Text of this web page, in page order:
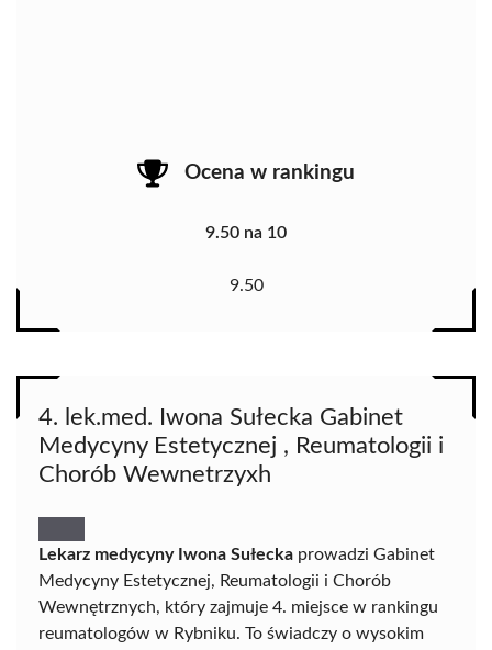
Ocena w rankingu
9.50 na 10
9.50
4. lek.med. Iwona Sułecka Gabinet
Medycyny Estetycznej , Reumatologii i
Chorób Wewnetrzyxh
Lekarz medycyny Iwona Sułecka prowadzi Gabinet
Medycyny Estetycznej, Reumatologii i Chorób
Wewnętrznych, który zajmuje 4. miejsce w rankingu
reumatologów w Rybniku. To świadczy o wysokim